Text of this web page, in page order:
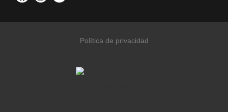
Política de privacidad